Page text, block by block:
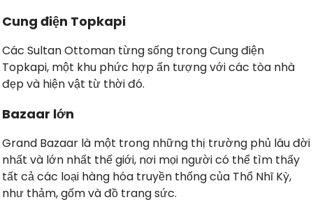
Cung điện Topkapi
Các Sultan Ottoman từng sống trong Cung điện
Topkapi, một khu phức hợp ấn tượng với các tòa nhà
đẹp và hiện vật từ thời đó.
Bazaar lớn
Grand Bazaar là một trong những thị trường phủ lâu đời
nhất và lớn nhất thế giới, nơi mọi người có thể tìm thấy
tất cả các loại hàng hóa truyền thống của Thổ Nhĩ Kỳ,
như thảm, gốm và đồ trang sức.